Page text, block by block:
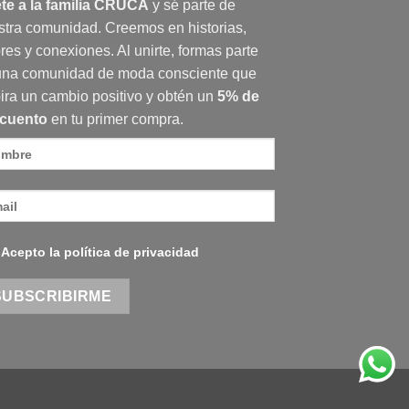
a la familia CRUCA y sé parte de
comunidad. Creemos en historias,
y conexiones. Al unirte, formas parte
comunidad de moda consciente que
un cambio positivo y obtén un 5% de
en tu primer compra.
Acepto la política de privacidad